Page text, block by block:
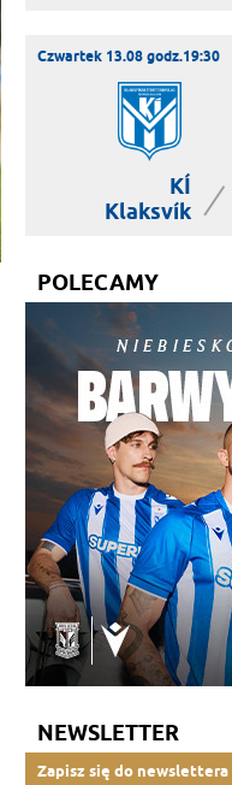
Czwartek 13.08 godz.19:30
KÍ
Klaksvík
|
POLECAMY
NEWSLETTER
Zapisz się do newslettera